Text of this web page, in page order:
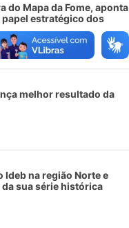
do Mapa da Fome, aponta
papel estratégico dos
melhor resultado da
Ideb na região Norte e
sua série histórica